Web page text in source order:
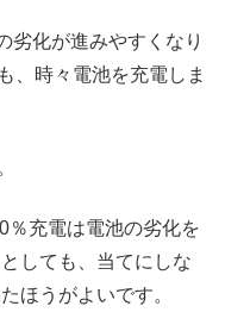
劣化が進みやすくなり
、時々電池を充電しま
％充電は電池の劣化を
しても、当てにしな
ほうがよいです。